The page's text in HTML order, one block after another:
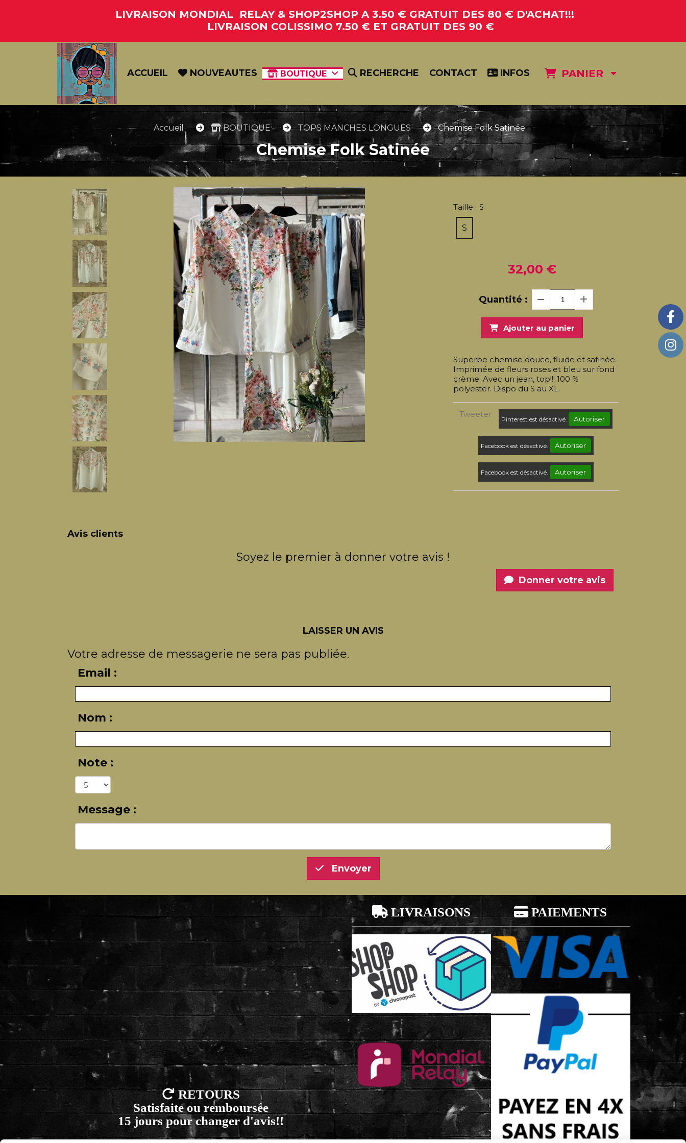
LIVRAISON MONDIAL RELAY & SHOP2SHOP A 3.50 € GRATUIT DES 80 € D'ACHAT!!!
LIVRAISON COLISSIMO 7.50 € ET GRATUIT DES 90 €
ACCUEIL NOUVEAUTES BOUTIQUE RECHERCHE CONTACT INFOS PANIER
Accueil BOUTIQUE TOPS MANCHES LONGUES Chemise Folk Satinée
Chemise Folk Satinée
Taille : S
S
32,00 €
Quantité :
Ajouter au panier
Superbe chemise douce, fluide et satinée.
Imprimée de fleurs roses et bleu sur fond
crème. Avec un jean, top!!! 100 %
polyester. Dispo du S au XL.
Tweeter
Pinterest est désactivé. Autoriser
Facebook est désactivé. Autoriser
Facebook est désactivé. Autoriser
Avis clients
Soyez le premier à donner votre avis !
Donner votre avis
LAISSER UN AVIS
Votre adresse de messagerie ne sera pas publiée.
Email :
Nom :
Note :
Message :
Envoyer
 RETOURS
Satisfaite ou remboursée
15 jours pour changer d'avis!!
 LIVRAISONS  PAIEMENTS